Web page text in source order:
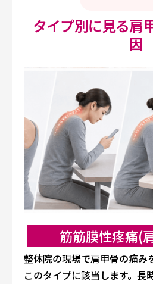
タイプ別に見る肩
因
筋筋膜性疼痛(
整体院の現場で肩甲骨の痛み
このタイプに該当します。長